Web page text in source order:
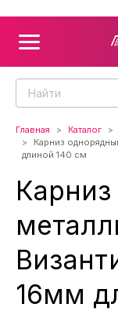
Главная Каталог
Карниз
длиной 140 см
16мм